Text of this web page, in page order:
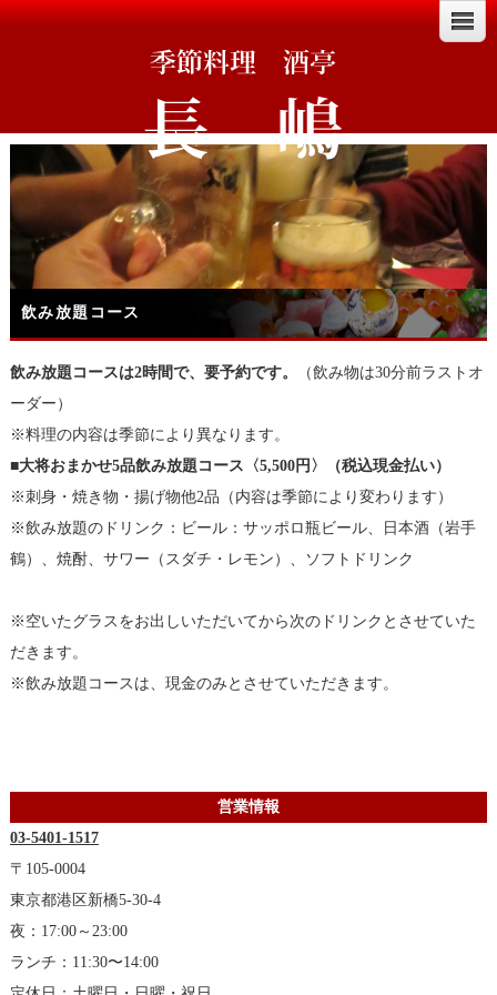
飲み放題コース
飲み放題コースは2時間で、要予約です。
（飲み物は30分前ラストオ
ーダー）
※料理の内容は季節により異なります。
■大将おまかせ5品飲み放題コース〈5,500円〉（税込現金払い）
※刺身・焼き物・揚げ物他2品（内容は季節により変わります）
※飲み放題のドリンク：ビール：サッポロ瓶ビール、日本酒（岩手
鶴）、焼酎、サワー（スダチ・レモン）、ソフトドリンク
※空いたグラスをお出しいただいてから次のドリンクとさせていた
だきます。
※飲み放題コースは、現金のみとさせていただきます。
営業情報
03-5401-1517
〒105-0004
東京都港区新橋5-30-4
夜：17:00～23:00
ランチ：11:30〜14:00